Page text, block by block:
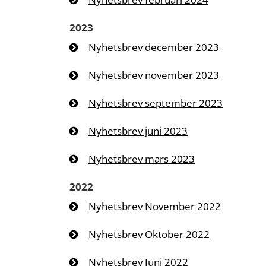
2023
Nyhetsbrev december 2023
Nyhetsbrev november 2023
Nyhetsbrev september 2023
Nyhetsbrev juni 2023
Nyhetsbrev mars 2023
2022
Nyhetsbrev November 2022
Nyhetsbrev Oktober 2022
Nyhetsbrev Juni 2022